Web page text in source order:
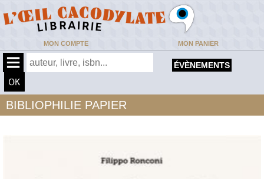
MON COMPTE MON PANIER
ÉVÈNEMENTS
BIBLIOPHILIE PAPIER